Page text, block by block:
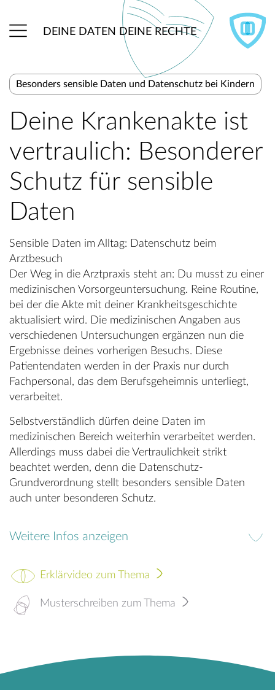
DEINE DATEN DEINE RECHTE
Besonders sensible Daten und Datenschutz bei Kindern
Deine Krankenakte ist
vertraulich: Besonderer
Schutz für sensible
Daten
Sensible Daten im Alltag: Datenschutz beim
Arztbesuch
Der Weg in die Arztpraxis steht an: Du musst zu einer
medizinischen Vorsorgeuntersuchung. Reine Routine,
bei der die Akte mit deiner Krankheitsgeschichte
aktualisiert wird. Die medizinischen Angaben aus
verschiedenen Untersuchungen ergänzen nun die
Ergebnisse deines vorherigen Besuchs. Diese
Patientendaten werden in der Praxis nur durch
Fachpersonal, das dem Berufsgeheimnis unterliegt,
verarbeitet.
Selbstverständlich dürfen deine Daten im
medizinischen Bereich weiterhin verarbeitet werden.
Allerdings muss dabei die Vertraulichkeit strikt
beachtet werden, denn die Datenschutz-
Grundverordnung stellt besonders sensible Daten
auch unter besonderen Schutz.
Weitere Infos anzeigen
Erklärvideo zum Thema
Musterschreiben zum Thema